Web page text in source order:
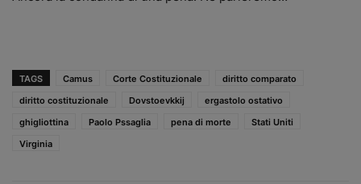
TAGS Camus Corte Costituzionale
diritto comparato
diritto costituzionale
Dovstoevkkij
ergastolo ostativo
ghigliottina
Paolo Pssaglia pena di morte
Stati Uniti
Virginia